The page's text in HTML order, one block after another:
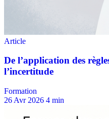
Formation
26 Avr 2026 4 min